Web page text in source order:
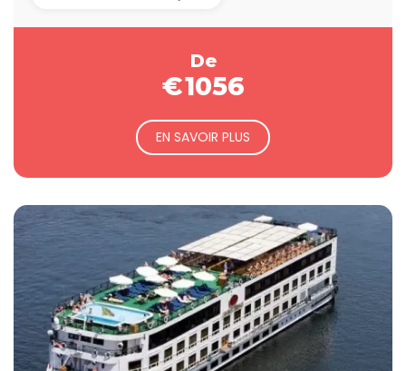
De
€1056
EN SAVOIR PLUS